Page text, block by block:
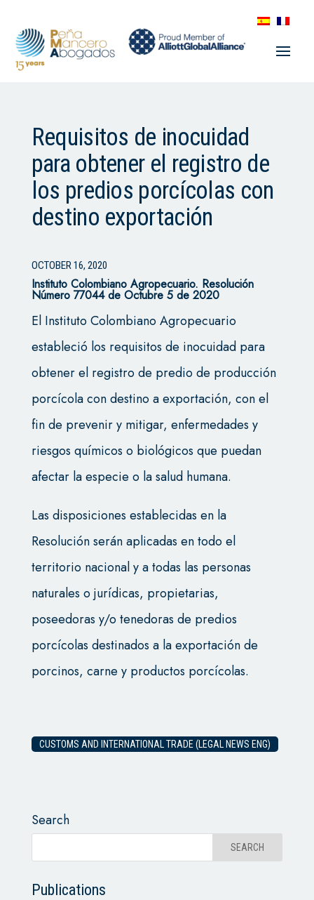
Requisitos de inocuidad
para obtener el registro de
los predios porcícolas con
destino exportación
OCTOBER 16, 2020
Instituto Colombiano Agropecuario. Resolución
Número 77044 de Octubre 5 de 2020
El Instituto Colombiano Agropecuario
estableció los requisitos de inocuidad para
obtener el registro de predio de producción
porcícola con destino a exportación, con el
fin de prevenir y mitigar, enfermedades y
riesgos químicos o biológicos que puedan
afectar la especie o la salud humana.
Las disposiciones establecidas en la
Resolución serán aplicadas en todo el
territorio nacional y a todas las personas
naturales o jurídicas, propietarias,
poseedoras y/o tenedoras de predios
porcícolas destinados a la exportación de
porcinos, carne y productos porcícolas.
CUSTOMS AND INTERNATIONAL TRADE (LEGAL NEWS ENG)
Search
Publications